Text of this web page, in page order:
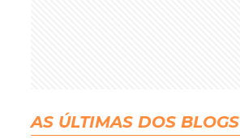
AS ÚLTIMAS DOS BLOGS